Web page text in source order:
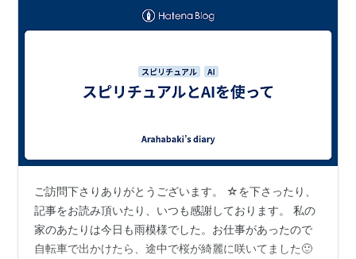
ご訪問下さりありがとうございます。 ☆を下さったり、
記事をお読み頂いたり、いつも感謝しております。 私の
家のあたりは今日も雨模様でした。お仕事があったので
自転車で出かけたら、途中で桜が綺麗に咲いてました🙂